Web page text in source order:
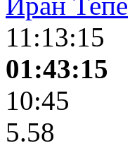
11:13:15
01:43:15
10:45
5.58